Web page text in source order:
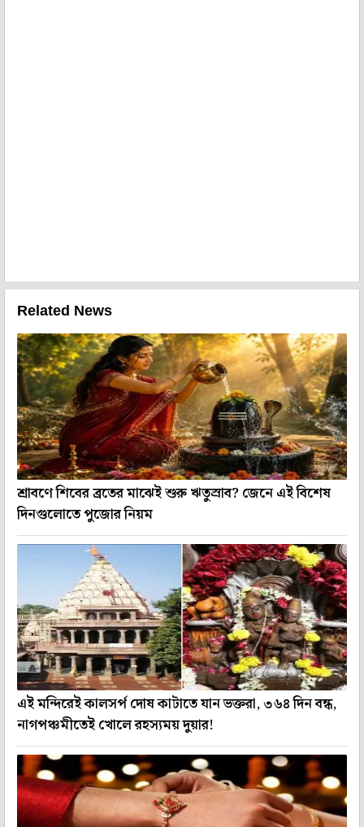
Related News
শ্রাবণে শিবের ব্রতের মাঝেই শুরু ঋতুস্রাব? জেনে এই বিশেষ
দিনগুলোতে পুজোর নিয়ম
এই মন্দিরেই কালসর্প দোষ কাটাতে যান ভক্তরা, ৩৬৪ দিন বন্ধ,
নাগপঞ্চমীতেই খোলে রহস্যময় দুয়ার!